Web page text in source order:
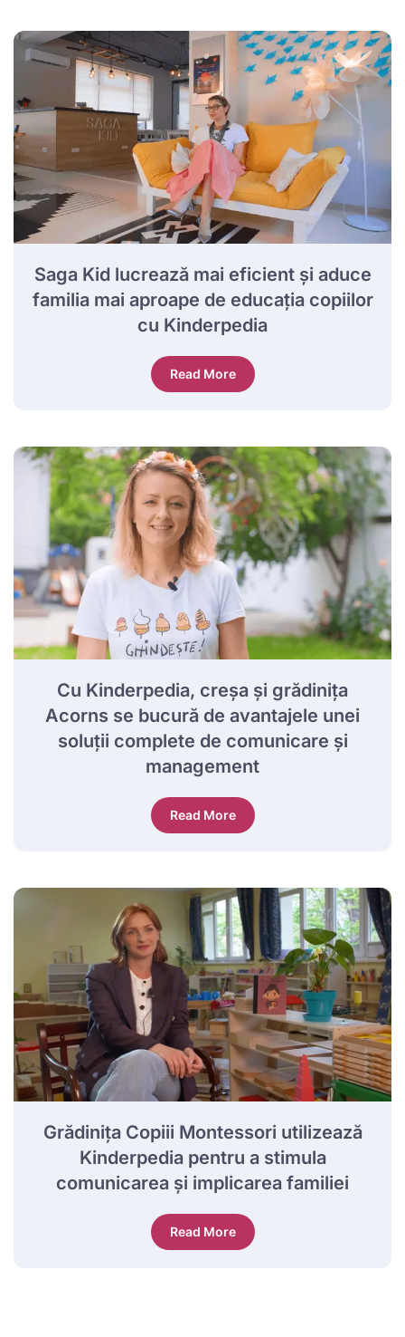
Saga Kid lucrează mai eficient și aduce
familia mai aproape de educația copiilor
cu Kinderpedia
Read More
Cu Kinderpedia, creșa și grădinița
Acorns se bucură de avantajele unei
soluții complete de comunicare și
management
Read More
Grădinița Copiii Montessori utilizează
Kinderpedia pentru a stimula
comunicarea și implicarea familiei
Read More